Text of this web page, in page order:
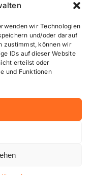
wir Technologien
und/oder darauf
zustimmst, können wir
IDs auf dieser Website
erteilst oder
und Funktionen
besser informiert!